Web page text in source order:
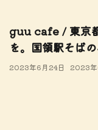
guu cafe / 東京
を。国領駅そば
2023年6月24日 2023年